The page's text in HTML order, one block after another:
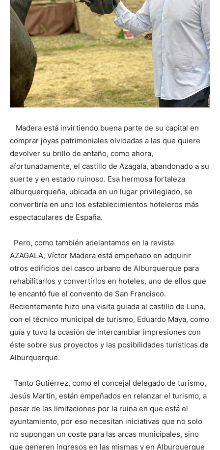
Madera está invirtiendo buena parte de su capital en
comprar joyas patrimoniales olvidadas a las que quiere
devolver su brillo de antaño, como ahora,
afortunadamente, el castillo de Azagala, abandonado a su
suerte y en estado ruinoso. Esa hermosa fortaleza
alburquerqueña, ubicada en un lugar privilegiado, se
convertiría en uno los establecimientos hoteleros más
espectaculares de España.
Pero, como también adelantamos en la revista
AZAGALA, Víctor Madera está empeñado en adquirir
otros edificios del casco urbano de Alburquerque para
rehabilitarlos y convertirlos en hoteles, uno de ellos que
le encantó fue el convento de San Francisco.
Recientemente hizo una visita guiada al castillo de Luna,
con el técnico municipal de turismo, Eduardo Maya, como
guía y tuvo la ocasión de intercambiar impresiones con
éste sobre sus proyectos y las posibilidades turísticas de
Alburquerque.
Tanto Gutiérrez, como el concejal delegado de turismo,
Jesús Martín, están empeñados en relanzar el turismo, a
pesar de las limitaciones por la ruina en que está el
ayuntamiento, por eso necesitan iniciativas que no solo
no supongan un coste para las arcas municipales, sino
que generen ingresos en las mismas y en Alburquerque